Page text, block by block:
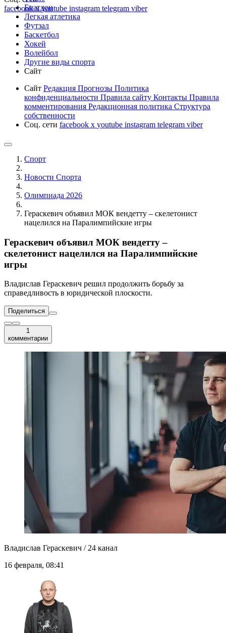
facebookxyoutube instagram telegram viber
Биатлон
Легкая атлетика
Футзал
Баскетбол
Хокей
Волейбол
Другие виды спорта
Сайт
Сайт Редакция Прогнозы Политика
конфиденциальности Правила сайту Контакты Правила
комментирования Редакционная политика Структура
собственности
Соц. сети facebook x youtube instagram telegram viber
Спорт
Новости Cпорта
Олимпиада 2026
Гераскевич объявил МОК вендетту – скелетонист
нацелился на Паралимпийские игры
Гераскевич объявил МОК вендетту –
скелетонист нацелился на Паралимпийские
игры
Владислав Гераскевич решил продолжить борьбу за
справедливость в юридической плоскости.
Поделиться
1
комментарии
Владислав Гераскевич / 24 канал
16 февраля, 08:41